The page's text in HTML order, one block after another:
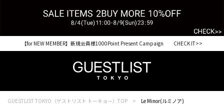
税込33,000円以上ご購入で送料無料 CHECK IT>>
【for NEW MEMBER】新規会員様1000Point Present Campaign CHECK IT>>
GUESTLIST TOKYO（ゲストリスト トーキョー）TOP Le Minor(ルミノア)